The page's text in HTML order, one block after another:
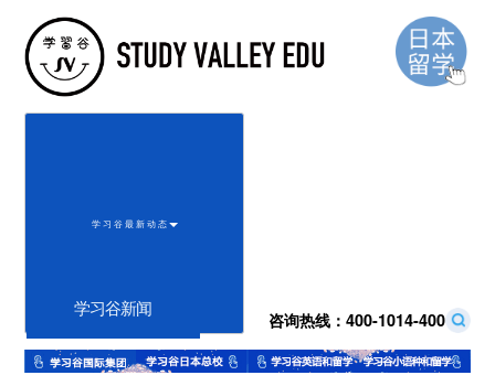
学 习 谷 最 新 动 态
咨询热线：400-1014-400
学习谷新闻